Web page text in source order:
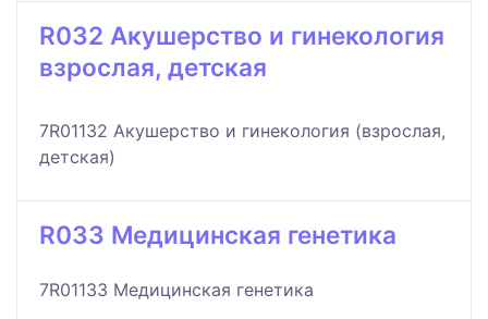
R032 Акушерство и гинекология
взрослая, детская
7R01132 Акушерство и гинекология (взрослая,
детская)
R033 Медицинская генетика
7R01133 Медицинская генетика